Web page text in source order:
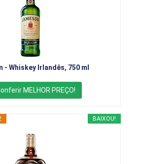
- Whiskey Irlandês, 750 ml
MELHOR PREÇO!
BAIXOU!